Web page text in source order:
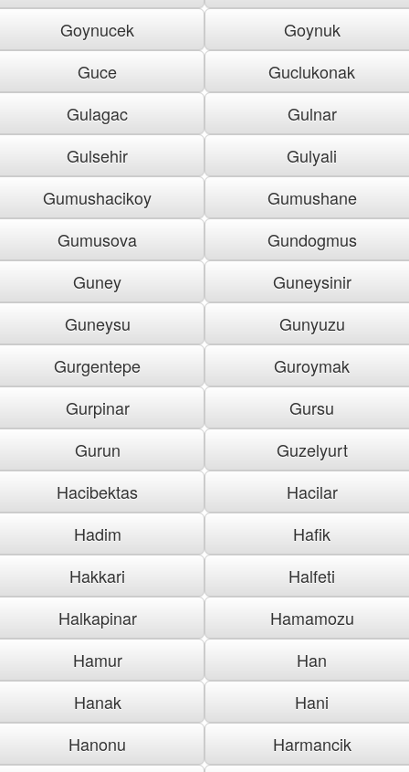
Goynucek
Goynuk
Guce
Guclukonak
Gulagac
Gulnar
Gulsehir
Gulyali
Gumushacikoy
Gumushane
Gumusova
Gundogmus
Guney
Guneysinir
Guneysu
Gunyuzu
Gurgentepe
Guroymak
Gurpinar
Gursu
Gurun
Guzelyurt
Hacibektas
Hacilar
Hadim
Hafik
Hakkari
Halfeti
Halkapinar
Hamamozu
Hamur
Han
Hanak
Hani
Hanonu
Harmancik